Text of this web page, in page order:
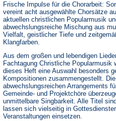
Frische Impulse für die Chorarbeit:
vereint acht ausgewählte Chorsätze
aktuellen christlichen Popularmusik
abwechslungsreiche Mischung aus
Vielfalt, geistlicher Tiefe und
Klangfarben.
Aus dem großen und lebendigen
Fachtagung Christliche Popularmusik
dieses Heft eine Auswahl besonders
Kompositionen zusammengestellt. Die
abwechslungsreichen Arrangements
Gemeinde- und Projektchöre
unmittelbare Singbarkeit. Alle Titel
lassen sich vielseitig in
Veranstaltungen einsetzen.